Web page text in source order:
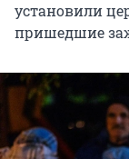
установили
пришедшие